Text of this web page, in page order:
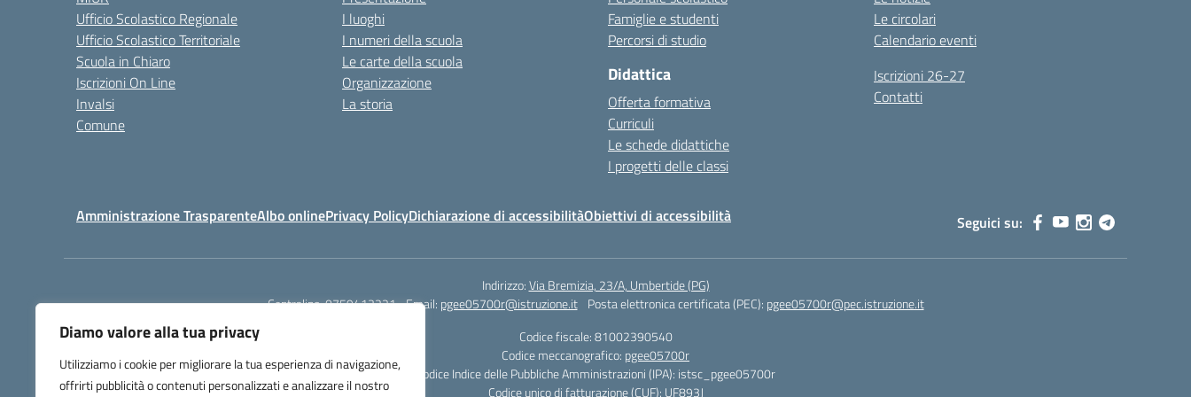
Diamo valore alla tua privacy
Utilizziamo i cookie per migliorare la tua esperienza di navigazione,
offrirti pubblicità o contenuti personalizzati e analizzare il nostro
Ufficio Scolastico Regionale
Ufficio Scolastico Territoriale
Scuola in Chiaro
Iscrizioni On Line
Invalsi
Comune
I luoghi
I numeri della scuola
Le carte della scuola
Organizzazione
La storia
Famiglie e studenti
Percorsi di studio
Didattica
Offerta formativa
Curriculi
Le schede didattiche
I progetti delle classi
Le circolari
Calendario eventi
Iscrizioni 26-27
Contatti
Amministrazione TrasparenteAlbo onlinePrivacy PolicyDichiarazione di accessibilitàObiettivi di accessibilità Seguici su:
Indirizzo:Via Bremizia, 23/A, Umbertide (PG)
Centralino:0759413221 Email: pgee05700r@istruzione.it Posta elettronica certificata (PEC): pgee05700r@pec.istruzione.it
Codice fiscale: 81002390540
Codice meccanografico: pgee05700r
Codice Indice delle Pubbliche Amministrazioni (IPA): istsc_pgee05700r
Codice unico di fatturazione (CUF): UF893J